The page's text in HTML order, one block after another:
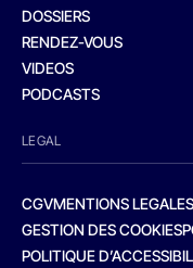
DOSSIERS
RENDEZ-VOUS
VIDEOS
PODCASTS
LEGAL
CGVMENTIONS LEGALES
GESTION DES COOKIES
POLITIQUE